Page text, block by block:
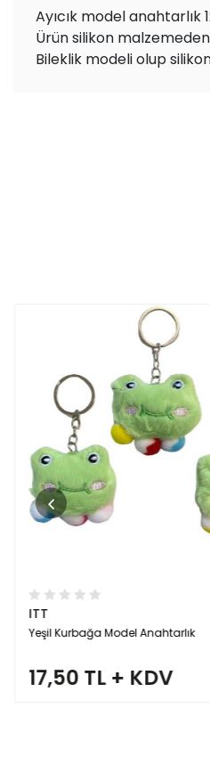
Ayıcık model
Ürün silikon
Bileklik modeli olup
ITT
Yeşil Kurbağa Model Anahtarlık
17,50 TL + KDV